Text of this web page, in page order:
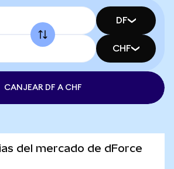
DF
CHF
CANJEAR DF A CHF
del mercado de dForce